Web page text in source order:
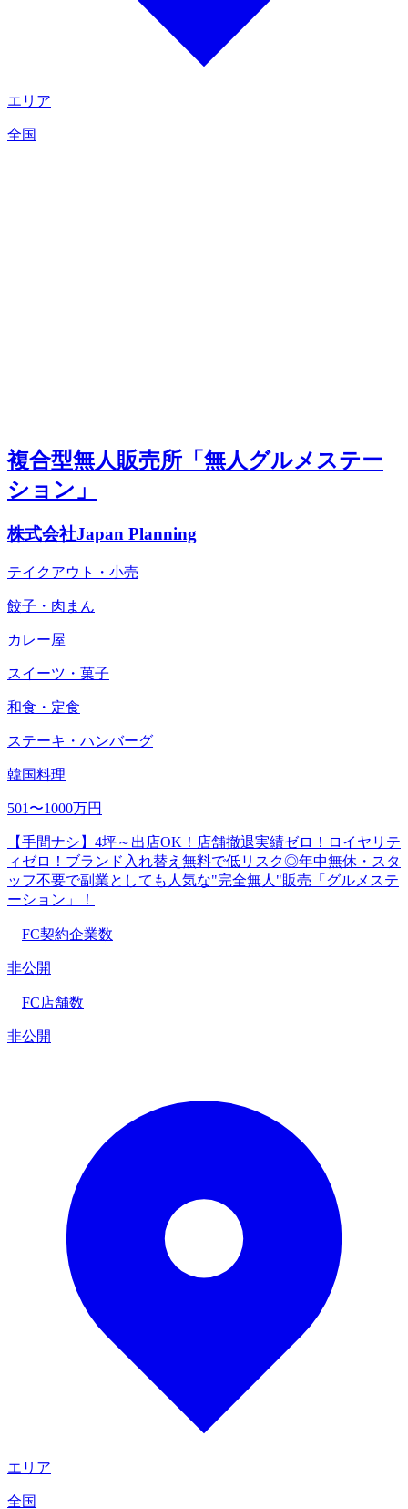
エリア
全国
複合型無人販売所「無人グルメステー
ション」
株式会社Japan Planning
テイクアウト・小売
餃子・肉まん
カレー屋
スイーツ・菓子
和食・定食
ステーキ・ハンバーグ
韓国料理
501〜1000万円
【手間ナシ】4坪～出店OK！店舗撤退実績ゼロ！ロイヤリテ
ィゼロ！ブランド入れ替え無料で低リスク◎年中無休・スタ
ッフ不要で副業としても人気な"完全無人"販売「グルメステ
ーション」！
FC契約企業数
非公開
FC店舗数
非公開
エリア
全国